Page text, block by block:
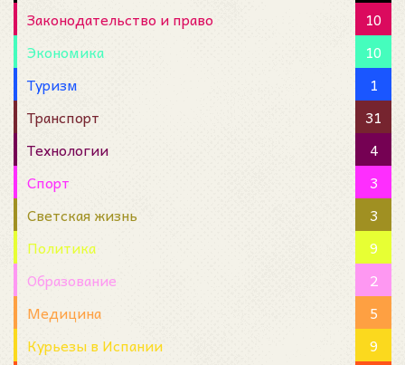
Законодательство и право
10
Экономика
10
Туризм
1
Транспорт
31
Технологии
4
Спорт
3
Светская жизнь
3
Политика
9
Образование
2
Медицина
5
Курьезы в Испании
9